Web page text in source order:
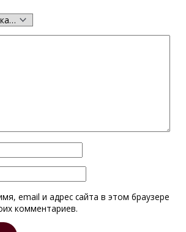
email и адрес сайта в этом браузере
комментариев.